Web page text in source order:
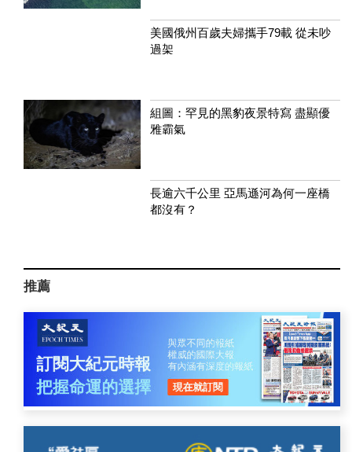
美國俄州百歲夫婦攜手79載 從未吵
過架
組圖：罕見的黑豹夜景特寫 盡顯優
雅霸氣
長逾六千公里 亞馬遜河為何一座橋
都沒有？
推薦